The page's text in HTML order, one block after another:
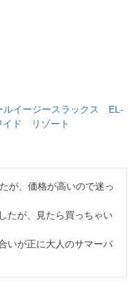
イージースラックス EL-
ド リゾート
が、価格が高いので迷っ
たが、見たら買っちゃい
いが正に大人のサマーパ